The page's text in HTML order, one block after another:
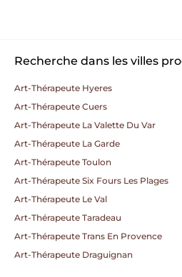
Recherche dans les villes
Art-Thérapeute Hyeres
Art-Thérapeute Cuers
Art-Thérapeute La Valette Du Var
Art-Thérapeute La Garde
Art-Thérapeute Toulon
Art-Thérapeute Six Fours Les Plages
Art-Thérapeute Le Val
Art-Thérapeute Taradeau
Art-Thérapeute Trans En Provence
Art-Thérapeute Draguignan